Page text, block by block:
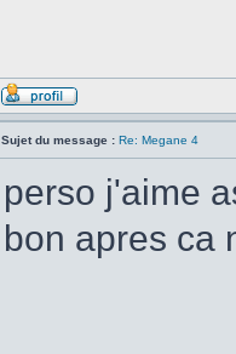
Sujet du message : Re: Megane 4
perso j'aime
bon apres ca